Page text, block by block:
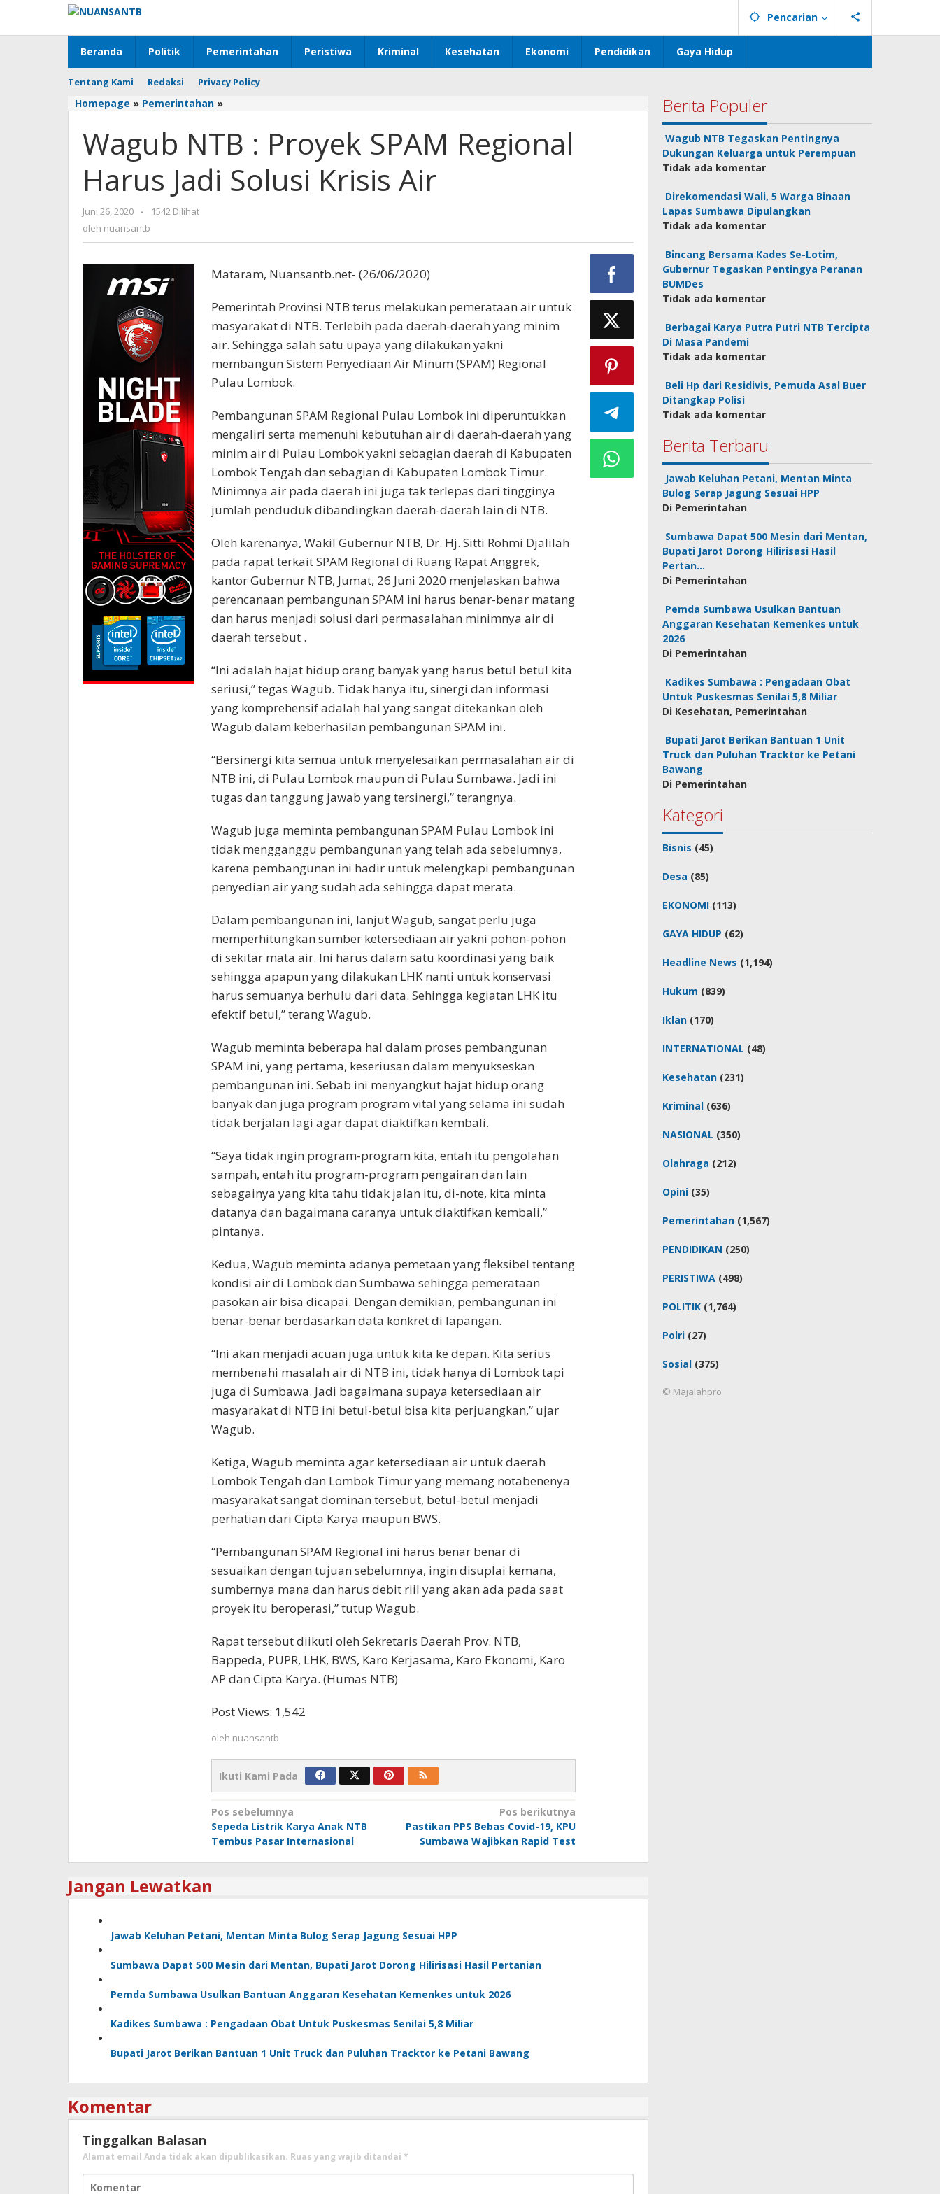
konten
Pencarian
Beranda Politik Pemerintahan Peristiwa Kriminal Kesehatan Ekonomi Pendidikan Gaya Hidup
Tentang Kami Redaksi Privacy Policy
Homepage » Pemerintahan »
:
Proyek
Regional
Harus
Wagub NTB : Proyek SPAM Regional
Harus Jadi Solusi Krisis Air
Juni 26, 2020
oleh
nuansantb
-
1542 Dilihat
oleh nuansantb
Mataram, Nuansantb.net- (26/06/2020)
Pemerintah Provinsi NTB terus melakukan pemerataan air untuk
masyarakat di NTB. Terlebih pada daerah-daerah yang minim
air. Sehingga salah satu upaya yang dilakukan yakni
membangun Sistem Penyediaan Air Minum (SPAM) Regional
Pulau Lombok.
Pembangunan SPAM Regional Pulau Lombok ini diperuntukkan
mengaliri serta memenuhi kebutuhan air di daerah-daerah yang
minim air di Pulau Lombok yakni sebagian daerah di Kabupaten
Lombok Tengah dan sebagian di Kabupaten Lombok Timur.
Minimnya air pada daerah ini juga tak terlepas dari tingginya
jumlah penduduk dibandingkan daerah-daerah lain di NTB.
Oleh karenanya, Wakil Gubernur NTB, Dr. Hj. Sitti Rohmi Djalilah
pada rapat terkait SPAM Regional di Ruang Rapat Anggrek,
kantor Gubernur NTB, Jumat, 26 Juni 2020 menjelaskan bahwa
perencanaan pembangunan SPAM ini harus benar-benar matang
dan harus menjadi solusi dari permasalahan minimnya air di
daerah tersebut .
“Ini adalah hajat hidup orang banyak yang harus betul betul kita
seriusi,” tegas Wagub. Tidak hanya itu, sinergi dan informasi
yang komprehensif adalah hal yang sangat ditekankan oleh
Wagub dalam keberhasilan pembangunan SPAM ini.
“Bersinergi kita semua untuk menyelesaikan permasalahan air di
NTB ini, di Pulau Lombok maupun di Pulau Sumbawa. Jadi ini
tugas dan tanggung jawab yang tersinergi,” terangnya.
Wagub juga meminta pembangunan SPAM Pulau Lombok ini
tidak mengganggu pembangunan yang telah ada sebelumnya,
karena pembangunan ini hadir untuk melengkapi pembangunan
penyedian air yang sudah ada sehingga dapat merata.
Dalam pembangunan ini, lanjut Wagub, sangat perlu juga
memperhitungkan sumber ketersediaan air yakni pohon-pohon
di sekitar mata air. Ini harus dalam satu koordinasi yang baik
sehingga apapun yang dilakukan LHK nanti untuk konservasi
harus semuanya berhulu dari data. Sehingga kegiatan LHK itu
efektif betul,” terang Wagub.
Wagub meminta beberapa hal dalam proses pembangunan
SPAM ini, yang pertama, keseriusan dalam menyukseskan
pembangunan ini. Sebab ini menyangkut hajat hidup orang
banyak dan juga program program vital yang selama ini sudah
tidak berjalan lagi agar dapat diaktifkan kembali.
“Saya tidak ingin program-program kita, entah itu pengolahan
sampah, entah itu program-program pengairan dan lain
sebagainya yang kita tahu tidak jalan itu, di-note, kita minta
datanya dan bagaimana caranya untuk diaktifkan kembali,”
pintanya.
Kedua, Wagub meminta adanya pemetaan yang fleksibel tentang
kondisi air di Lombok dan Sumbawa sehingga pemerataan
pasokan air bisa dicapai. Dengan demikian, pembangunan ini
benar-benar berdasarkan data konkret di lapangan.
“Ini akan menjadi acuan juga untuk kita ke depan. Kita serius
membenahi masalah air di NTB ini, tidak hanya di Lombok tapi
juga di Sumbawa. Jadi bagaimana supaya ketersediaan air
masyarakat di NTB ini betul-betul bisa kita perjuangkan,” ujar
Wagub.
Ketiga, Wagub meminta agar ketersediaan air untuk daerah
Lombok Tengah dan Lombok Timur yang memang notabenenya
masyarakat sangat dominan tersebut, betul-betul menjadi
perhatian dari Cipta Karya maupun BWS.
“Pembangunan SPAM Regional ini harus benar benar di
sesuaikan dengan tujuan sebelumnya, ingin disuplai kemana,
sumbernya mana dan harus debit riil yang akan ada pada saat
proyek itu beroperasi,” tutup Wagub.
Rapat tersebut diikuti oleh Sekretaris Daerah Prov. NTB,
Bappeda, PUPR, LHK, BWS, Karo Kerjasama, Karo Ekonomi, Karo
AP dan Cipta Karya. (Humas NTB)
Post Views: 1,542
oleh nuansantb
Ikuti Kami Pada
Navigasi
pos
Pos sebelumnya
Sepeda Listrik Karya Anak NTB
Tembus Pasar Internasional
Pos berikutnya
Pastikan PPS Bebas Covid-19, KPU
Sumbawa Wajibkan Rapid Test
Jangan Lewatkan
Jawab Keluhan Petani, Mentan Minta Bulog Serap Jagung Sesuai HPP
Sumbawa Dapat 500 Mesin dari Mentan, Bupati Jarot Dorong Hilirisasi Hasil Pertanian
Pemda Sumbawa Usulkan Bantuan Anggaran Kesehatan Kemenkes untuk 2026
Kadikes Sumbawa : Pengadaan Obat Untuk Puskesmas Senilai 5,8 Miliar
Bupati Jarot Berikan Bantuan 1 Unit Truck dan Puluhan Tracktor ke Petani Bawang
Komentar
Tinggalkan Balasan
Alamat email Anda tidak akan dipublikasikan. Ruas yang wajib ditandai *
Berita Populer
Wagub NTB Tegaskan Pentingnya
Dukungan Keluarga untuk Perempuan
Tidak ada komentar
Direkomendasi Wali, 5 Warga Binaan
Lapas Sumbawa Dipulangkan
Tidak ada komentar
Bincang Bersama Kades Se-Lotim,
Gubernur Tegaskan Pentingya Peranan
BUMDes
Tidak ada komentar
Berbagai Karya Putra Putri NTB Tercipta
Di Masa Pandemi
Tidak ada komentar
Beli Hp dari Residivis, Pemuda Asal Buer
Ditangkap Polisi
Tidak ada komentar
Berita Terbaru
Jawab Keluhan Petani, Mentan Minta
Bulog Serap Jagung Sesuai HPP
Di Pemerintahan
Sumbawa Dapat 500 Mesin dari Mentan,
Bupati Jarot Dorong Hilirisasi Hasil
Pertan…
Di Pemerintahan
Pemda Sumbawa Usulkan Bantuan
Anggaran Kesehatan Kemenkes untuk
2026
Di Pemerintahan
Kadikes Sumbawa : Pengadaan Obat
Untuk Puskesmas Senilai 5,8 Miliar
Di Kesehatan, Pemerintahan
Bupati Jarot Berikan Bantuan 1 Unit
Truck dan Puluhan Tracktor ke Petani
Bawang
Di Pemerintahan
Kategori
Bisnis (45)
Desa (85)
EKONOMI (113)
GAYA HIDUP (62)
Headline News (1,194)
Hukum (839)
Iklan (170)
INTERNATIONAL (48)
Kesehatan (231)
Kriminal (636)
NASIONAL (350)
Olahraga (212)
Opini (35)
Pemerintahan (1,567)
PENDIDIKAN (250)
PERISTIWA (498)
POLITIK (1,764)
Polri (27)
Sosial (375)
© Majalahpro